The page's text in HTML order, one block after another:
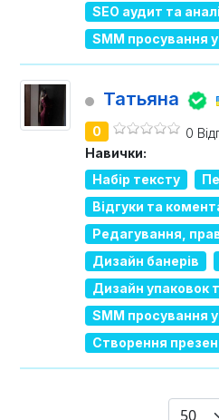
SEO аудит та
SMM просування
Татьяна
0 0
Навички:
Набір тексту
Відгуки та
Редагування,
Дизайн банерів
Дизайн упаковок
SMM просування
Створення